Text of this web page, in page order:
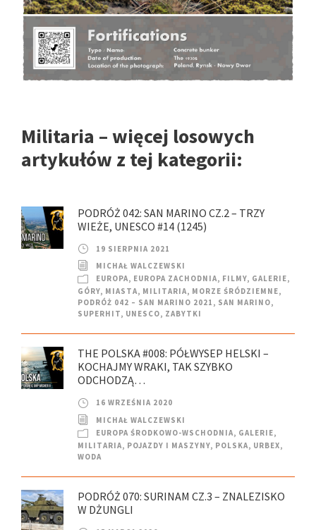
Militaria – więcej losowych
artykułów z tej kategorii:
PODRÓŻ 042: SAN MARINO CZ.2 – TRZY
WIEŻE, UNESCO #14 (1245)
19 SIERPNIA 2021
MICHAŁ WALCZEWSKI
EUROPA, EUROPA ZACHODNIA, FILMY, GALERIE,
GÓRY, MIASTA, MILITARIA, MORZE ŚRÓDZIEMNE,
PODRÓŻ 042 – SAN MARINO 2021 , SAN MARINO,
SUPERHIT, UNESCO, ZABYTKI
THE POLSKA #008: PÓŁWYSEP HELSKI –
KOCHAJMY WRAKI, TAK SZYBKO
ODCHODZĄ…
16 WRZEŚNIA 2020
MICHAŁ WALCZEWSKI
EUROPA ŚRODKOWO-WSCHODNIA, GALERIE,
MILITARIA, POJAZDY I MASZYNY, POLSKA, URBEX,
WODA
PODRÓŻ 070: SURINAM CZ.3 – ZNALEZISKO
W DŻUNGLI